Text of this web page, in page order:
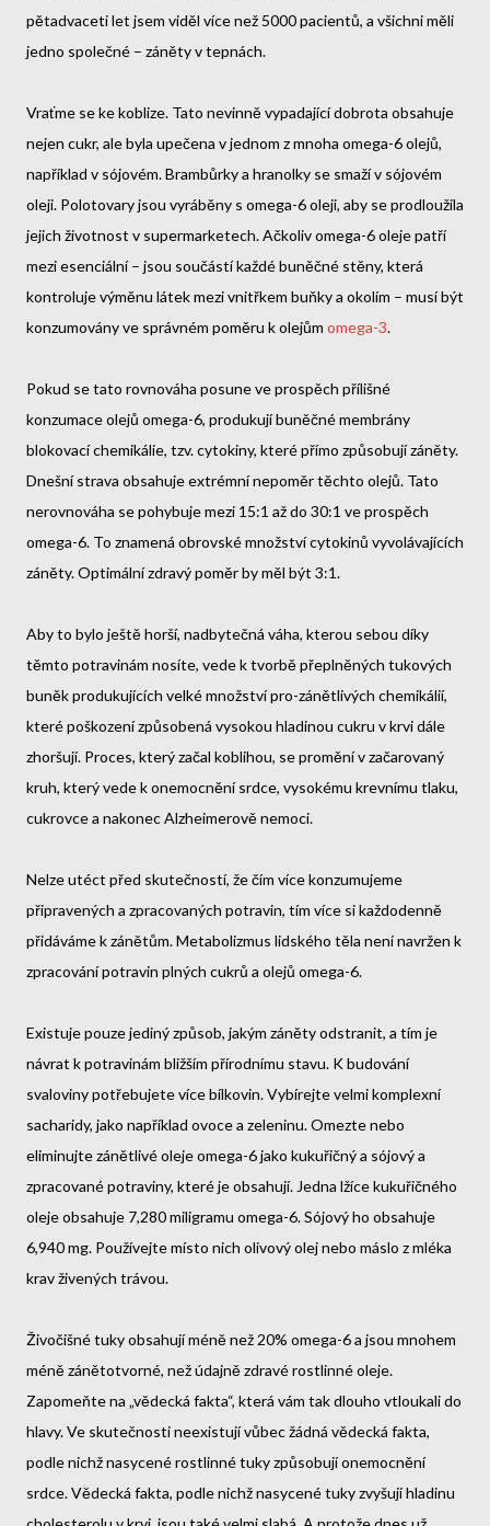
pětadvaceti let jsem viděl více než 5000 pacientů, a všichni měli
jedno společné – záněty v tepnách.
Vraťme se ke koblize. Tato nevinně vypadající dobrota obsahuje
nejen cukr, ale byla upečena v jednom z mnoha omega-6 olejů,
například v sójovém. Brambůrky a hranolky se smaží v sójovém
oleji. Polotovary jsou vyráběny s omega-6 oleji, aby se prodloužila
jejich životnost v supermarketech. Ačkoliv omega-6 oleje patří
mezi esenciální – jsou součástí každé buněčné stěny, která
kontroluje výměnu látek mezi vnitřkem buňky a okolím – musí být
konzumovány ve správném poměru k olejům omega-3.
Pokud se tato rovnováha posune ve prospěch přílišné
konzumace olejů omega-6, produkují buněčné membrány
blokovací chemikálie, tzv. cytokiny, které přímo způsobují záněty.
Dnešní strava obsahuje extrémní nepoměr těchto olejů. Tato
nerovnováha se pohybuje mezi 15:1 až do 30:1 ve prospěch
omega-6. To znamená obrovské množství cytokinů vyvolávajících
záněty. Optimální zdravý poměr by měl být 3:1.
Aby to bylo ještě horší, nadbytečná váha, kterou sebou díky
těmto potravinám nosíte, vede k tvorbě přeplněných tukových
buněk produkujících velké množství pro-zánětlivých chemikálií,
které poškození způsobená vysokou hladinou cukru v krvi dále
zhoršují. Proces, který začal koblihou, se promění v začarovaný
kruh, který vede k onemocnění srdce, vysokému krevnímu tlaku,
cukrovce a nakonec Alzheimerově nemoci.
Nelze utéct před skutečností, že čím více konzumujeme
připravených a zpracovaných potravin, tím více si každodenně
přidáváme k zánětům. Metabolizmus lidského těla není navržen k
zpracování potravin plných cukrů a olejů omega-6.
Existuje pouze jediný způsob, jakým záněty odstranit, a tím je
návrat k potravinám bližším přírodnímu stavu. K budování
svaloviny potřebujete více bílkovin. Vybírejte velmi komplexní
sacharidy, jako například ovoce a zeleninu. Omezte nebo
eliminujte zánětlivé oleje omega-6 jako kukuřičný a sójový a
zpracované potraviny, které je obsahují. Jedna lžíce kukuřičného
oleje obsahuje 7,280 miligramu omega-6. Sójový ho obsahuje
6,940 mg. Používejte místo nich olivový olej nebo máslo z mléka
krav živených trávou.
Živočišné tuky obsahují méně než 20% omega-6 a jsou mnohem
méně zánětotvorné, než údajně zdravé rostlinné oleje.
Zapomeňte na „vědecká fakta“, která vám tak dlouho vtloukali do
hlavy. Ve skutečnosti neexistují vůbec žádná vědecká fakta,
podle nichž nasycené rostlinné tuky způsobují onemocnění
srdce. Vědecká fakta, podle nichž nasycené tuky zvyšují hladinu